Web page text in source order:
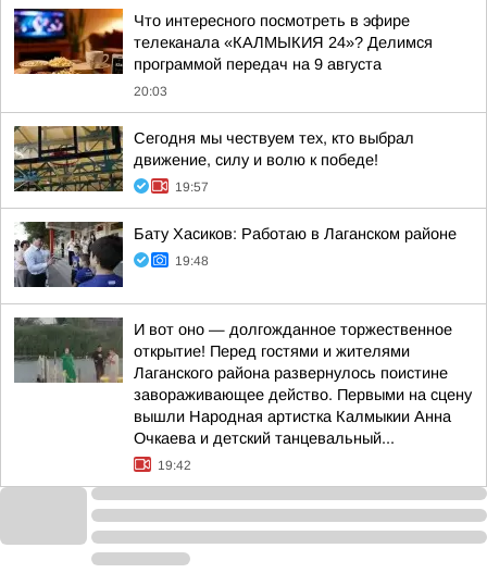
Что интересного посмотреть в эфире
телеканала «КАЛМЫКИЯ 24»? Делимся
программой передач на 9 августа
20:03
Сегодня мы чествуем тех, кто выбрал
движение, силу и волю к победе!
19:57
Бату Хасиков: Работаю в Лаганском районе
19:48
И вот оно — долгожданное торжественное
открытие! Перед гостями и жителями
Лаганского района развернулось поистине
завораживающее действо. Первыми на сцену
вышли Народная артистка Калмыкии Анна
Очкаева и детский танцевальный...
19:42